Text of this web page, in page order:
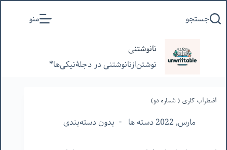
به
جستجو منو
نانوشتنی
نوشتن‌از‌نانوشتنی‌ در‌ دجلۀنیکی‌ها*
اضطراب کاری ( شماره دو)
مارس, 2022 دسته ها بدون دسته‌بندی